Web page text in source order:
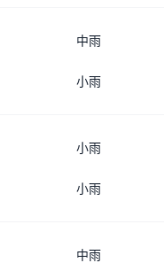
中雨
小雨
小雨
小雨
中雨